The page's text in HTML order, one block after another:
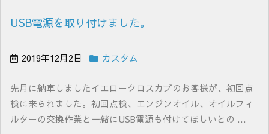
USB電源を取り付けました。
2019年12月2日 カスタム
先月に納車しましたイエロークロスカブのお客様が、初回点
検に来られました。初回点検、エンジンオイル、オイルフィ
ルターの交換作業と一緒にUSB電源も付けてほしいとの ...